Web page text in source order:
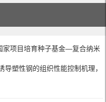
家项目培育种子基金—复合纳米
塑性钢的组织性能控制机理，